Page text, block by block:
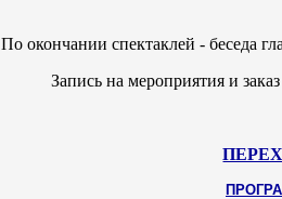
По окончании спектаклей - беседа
Запись на мероприятия и